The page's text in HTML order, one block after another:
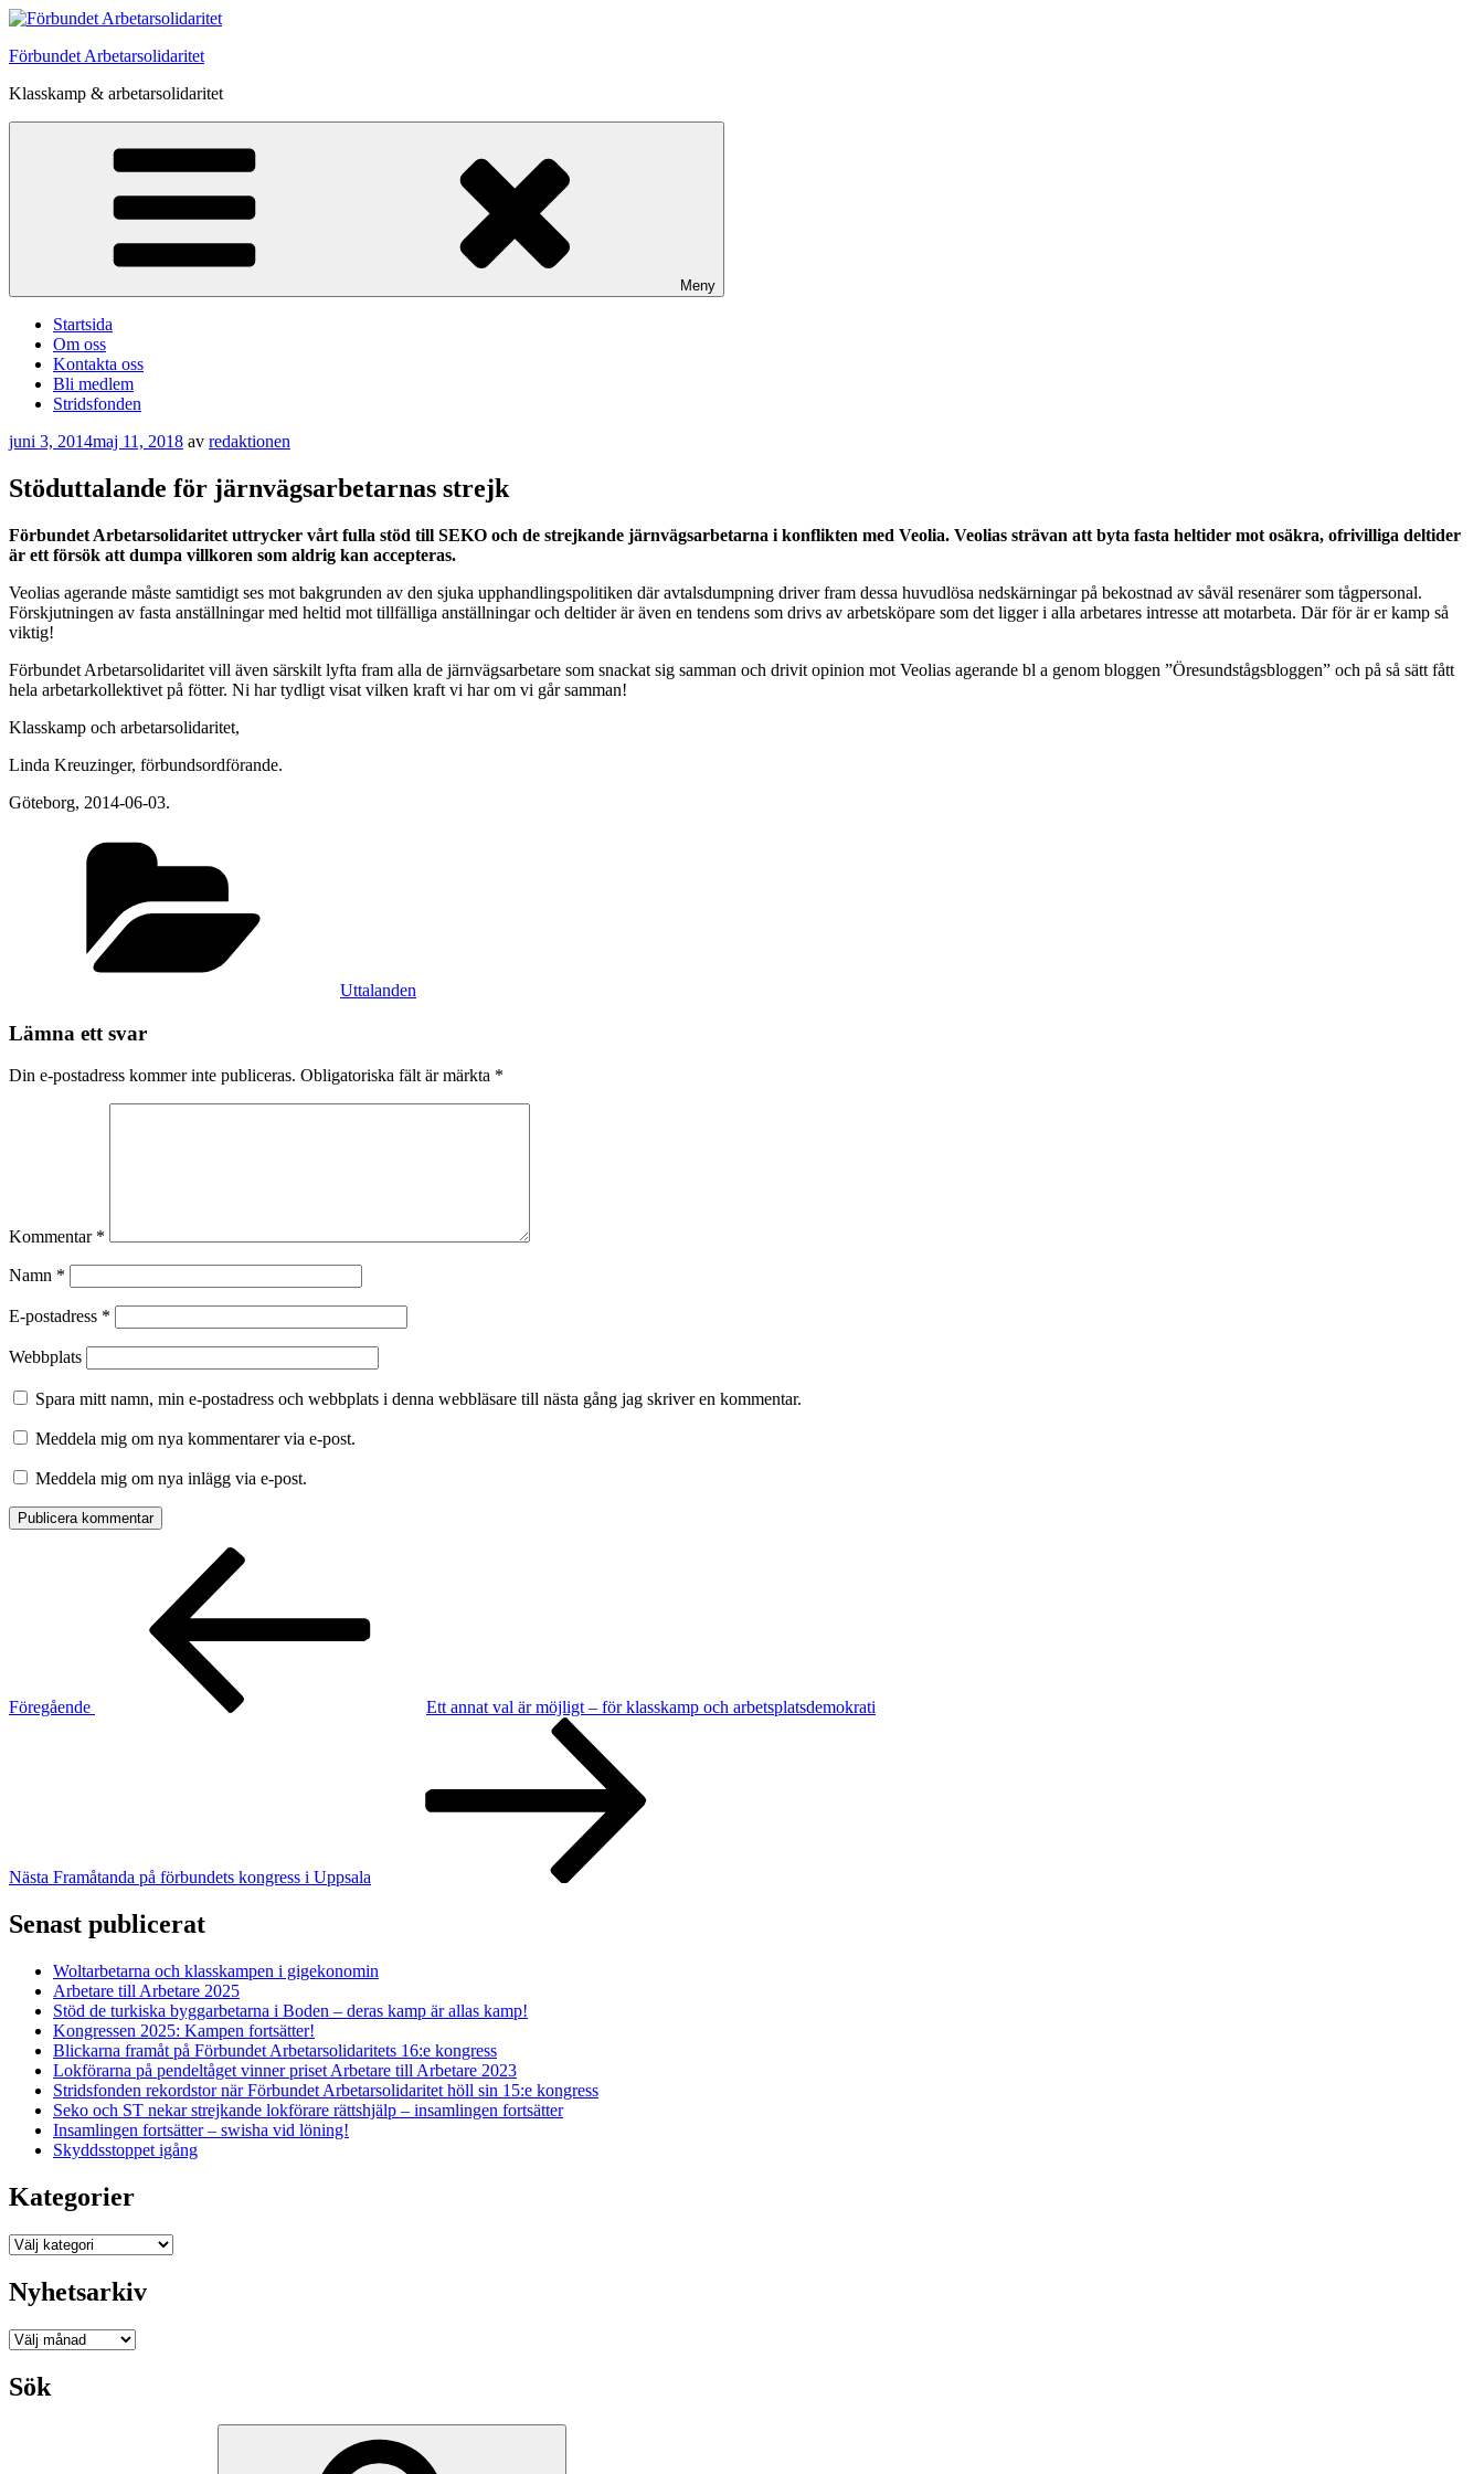
Hoppa
innehåll
Förbundet Arbetarsolidaritet
Klasskamp & arbetarsolidaritet
Meny
Startsida
Om oss
Kontakta oss
Bli medlem
Stridsfonden
Publicerat
juni 3, 2014maj 11, 2018 av redaktionen
Stöduttalande för järnvägsarbetarnas strejk
Förbundet Arbetarsolidaritet uttrycker vårt fulla stöd till SEKO och de strejkande järnvägsarbetarna i konflikten med Veolia. Veolias strävan att byta fasta heltider mot osäkra, ofrivilliga deltider
är ett försök att dumpa villkoren som aldrig kan accepteras.
Veolias agerande måste samtidigt ses mot bakgrunden av den sjuka upphandlingspolitiken där avtalsdumpning driver fram dessa huvudlösa nedskärningar på bekostnad av såväl resenärer som tågpersonal.
Förskjutningen av fasta anställningar med heltid mot tillfälliga anställningar och deltider är även en tendens som drivs av arbetsköpare som det ligger i alla arbetares intresse att motarbeta. Där för är er kamp så
viktig!
Förbundet Arbetarsolidaritet vill även särskilt lyfta fram alla de järnvägsarbetare som snackat sig samman och drivit opinion mot Veolias agerande bl a genom bloggen ”Öresundstågsbloggen” och på så sätt fått
hela arbetarkollektivet på fötter. Ni har tydligt visat vilken kraft vi har om vi går samman!
Klasskamp och arbetarsolidaritet,
Linda Kreuzinger, förbundsordförande.
Göteborg, 2014-06-03.
Uttalanden
Lämna ett svar
Din e-postadress kommer inte publiceras. Obligatoriska fält är märkta *
Kommentar *
Namn *
E-postadress *
Webbplats
Spara mitt namn, min e-postadress och webbplats i denna webbläsare till nästa gång jag skriver en kommentar.
Meddela mig om nya kommentarer via e-post.
Meddela mig om nya inlägg via e-post.
Inläggsnavigering
Föregående
Ett annat val är möjligt – för klasskamp och arbetsplatsdemokrati
Nästa Framåtanda på förbundets kongress i Uppsala
Senast publicerat
Woltarbetarna och klasskampen i gigekonomin
Arbetare till Arbetare 2025
Stöd de turkiska byggarbetarna i Boden – deras kamp är allas kamp!
Kongressen 2025: Kampen fortsätter!
Blickarna framåt på Förbundet Arbetarsolidaritets 16:e kongress
Lokförarna på pendeltåget vinner priset Arbetare till Arbetare 2023
Stridsfonden rekordstor när Förbundet Arbetarsolidaritet höll sin 15:e kongress
Seko och ST nekar strejkande lokförare rättshjälp – insamlingen fortsätter
Insamlingen fortsätter – swisha vid löning!
Skyddsstoppet igång
Kategorier
Kategorier
Nyhetsarkiv
Nyhetsarkiv
Sök